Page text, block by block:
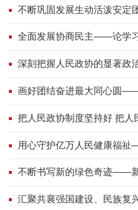
年
不断巩固发展生动活泼安定
——论学习贯彻习近平总书
民政治协商会议成立75周年
全面发展协商民主——论学
书记在庆祝中国人民政治协
年大会上重要讲话 中国农工民主党
09月23日 11:14 北京 图片 协商民主是全过
程人民民主的重要组成部分
义民主政治的特有形式和独
群众路线在政治领域的重要
深刻把握人民政协的显著
习贯彻习近平总书记在庆祝
商会议成立75周年大会上重
画好团结奋进最大同心圆
周年人民政协事业发展成就
把人民政协制度坚持好 把人
好——庆祝人民政协成立七
用心守护亿万人民健康福
75周年卫生健康事业发展综
不断书写新的绿色奇迹——
年生态环境保护成就综述
汇聚共襄强国建设、民族复